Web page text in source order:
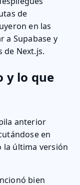
de
en las
a Supabase y
de Next.js.
y lo que
anterior
en
la última versión
bien